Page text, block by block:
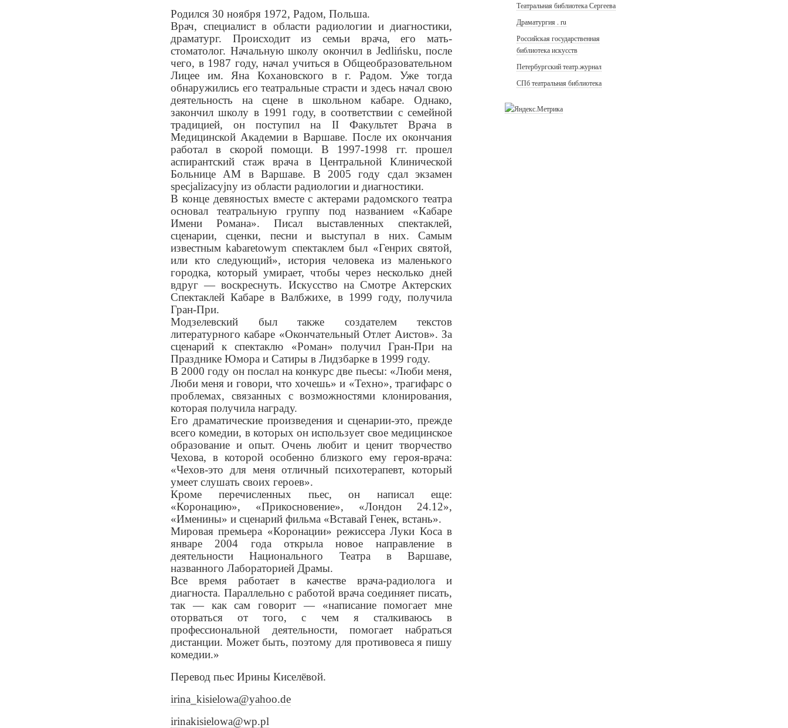
Родился 30 ноября 1972, Радом, Польша.
Врач, специалист в области радиологии и диагностики,
драматург. Происходит из семьи врача, его мать-
стоматолог. Начальную школу окончил в Jedlińsku, после
чего, в 1987 году, начал учиться в Общеобразовательном
Лицее им. Яна Кохановского в г. Радом. Уже тогда
обнаружились его театральные страсти и здесь начал свою
деятельность на сцене в школьном кабаре. Однако,
закончил школу в 1991 году, в соответствии с семейной
традицией, он поступил на II Факультет Врача в
Медицинской Академии в Варшаве. После их окончания
работал в скорой помощи. В 1997-1998 гг. прошел
аспирантский стаж врача в Центральной Клинической
Больнице AM в Варшаве. В 2005 году сдал экзамен
specjalizacyjny из области радиологии и диагностики.
В конце девяностых вместе с актерами радомского театра
основал театральную группу под названием «Кабаре
Имени Романа». Писал выставленных спектаклей,
сценарии, сценки, песни и выступал в них. Самым
известным kabaretowym спектаклем был «Генрих святой,
или кто следующий», история человека из маленького
городка, который умирает, чтобы через несколько дней
вдруг — воскреснуть. Искусство на Смотре Актерских
Спектаклей Кабаре в Валбжихе, в 1999 году, получила
Гран-При.
Модзелевский был также создателем текстов
литературного кабаре «Окончательный Отлет Аистов». За
сценарий к спектаклю «Роман» получил Гран-При на
Празднике Юмора и Сатиры в Лидзбарке в 1999 году.
В 2000 году он послал на конкурс две пьесы: «Люби меня,
Люби меня и говори, что хочешь» и «Техно», трагифарс о
проблемах, связанных с возможностями клонирования,
которая получила награду.
Его драматические произведения и сценарии-это, прежде
всего комедии, в которых он использует свое медицинское
образование и опыт. Очень любит и ценит творчество
Чехова, в которой особенно близкого ему героя-врача:
«Чехов-это для меня отличный психотерапевт, который
умеет слушать своих героев».
Кроме перечисленных пьес, он написал еще:
«Коронацию», «Прикосновение», «Лондон 24.12»,
«Именины» и сценарий фильма «Вставай Генек, встань».
Мировая премьера «Коронации» режиссера Луки Коса в
январе 2004 года открыла новое направление в
деятельности Национального Театра в Варшаве,
названного Лабораторией Драмы.
Все время работает в качестве врача-радиолога и
диагноста. Параллельно с работой врача соединяет писать,
так — как сам говорит — «написание помогает мне
оторваться от того, с чем я сталкиваюсь в
профессиональной деятельности, помогает набраться
дистанции. Может быть, поэтому для противовеса я пишу
комедии.»
Перевод пьес Ирины Киселёвой.
irina_kisielowa@yahoo.de
irinakisielowa@wp.pl
Театральная библиотека Сергеева
Драматургия . ru
Российская государственная
библиотека искусств
Петербургский театр.журнал
СПб театральная библиотека